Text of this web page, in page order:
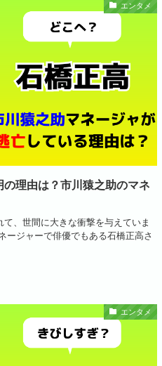
エンタメ
理由は？市川猿之助のマネ
、世間に大きな衝撃を与えていま
ージャーで俳優でもある石橋正高さ
エンタメ